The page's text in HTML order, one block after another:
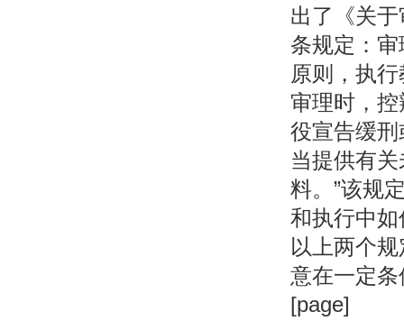
出了《关
条规定：
原则，执
审理时，
役宣告缓
当提供有
料。”该规
和执行中
以上两个
意在一定
[page]